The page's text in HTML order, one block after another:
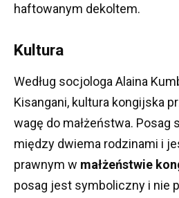
haftowanym dekoltem.
Kultura
Według socjologa Alaina
Kisangani, kultura kongijska
wagę do małżeństwa. Posag
między dwiema rodzinami i
prawnym w małżeństwie
posag jest symboliczny i nie